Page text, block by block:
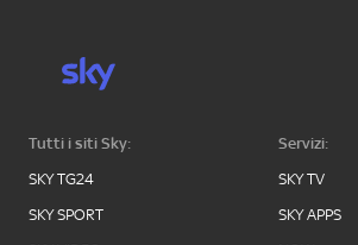
Tutti i siti Sky:
SKY TG24
SKY SPORT
Servizi:
SKY TV
SKY APPS